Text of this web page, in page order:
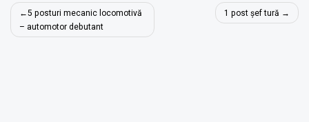
Navigare
în
5 posturi mecanic locomotivă
– automotor debutant
1 post șef tură